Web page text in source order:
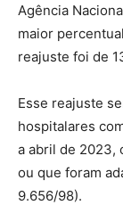
Agência
maior
reajuste foi de
Esse reajuste
hospitalares
a abril de 2023,
ou que foram
9.656/98).